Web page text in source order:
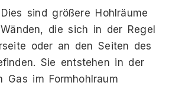
Dies sind größere Hohlräume
die sich in der Regel
oder an den Seiten des
Sie entstehen in der
Gas im Formhohlraum